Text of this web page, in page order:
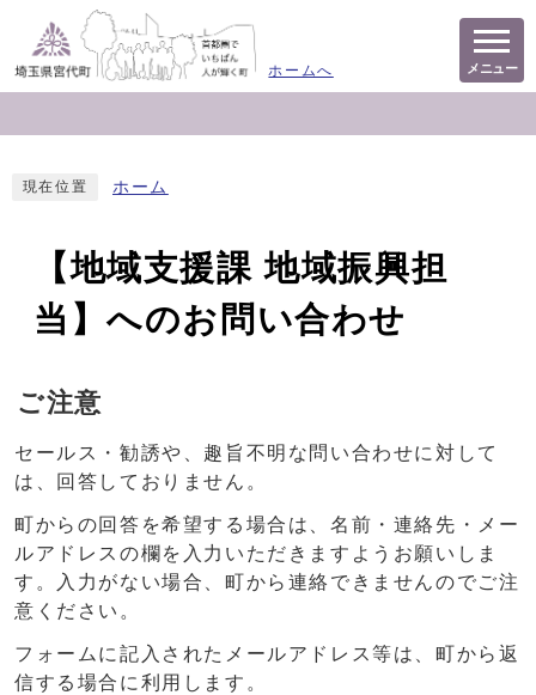
ホームへ メニュー
現在位置 ホーム
【地域支援課 地域振興担
当】へのお問い合わせ
ご注意
セールス・勧誘や、趣旨不明な問い合わせに対して
は、回答しておりません。
町からの回答を希望する場合は、名前・連絡先・メー
ルアドレスの欄を入力いただきますようお願いしま
す。入力がない場合、町から連絡できませんのでご注
意ください。
フォームに記入されたメールアドレス等は、町から返
信する場合に利用します。